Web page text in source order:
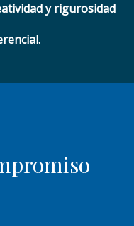
y rigurosidad